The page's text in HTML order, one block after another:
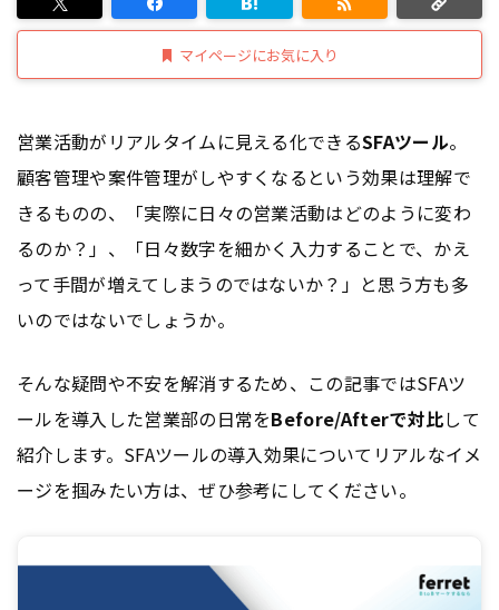
マイページにお気に入り
営業活動がリアルタイムに見える化できるSFAツール。
顧客管理や案件管理がしやすくなるという効果は理解で
きるものの、「実際に日々の営業活動はどのように変わ
るのか？」、「日々数字を細かく入力することで、かえ
って手間が増えてしまうのではないか？」と思う方も多
いのではないでしょうか。
そんな疑問や不安を解消するため、この記事ではSFAツ
ールを導入した営業部の日常をBefore/Afterで対比して
紹介します。SFAツールの導入効果についてリアルなイメ
ージを掴みたい方は、ぜひ参考にしてください。